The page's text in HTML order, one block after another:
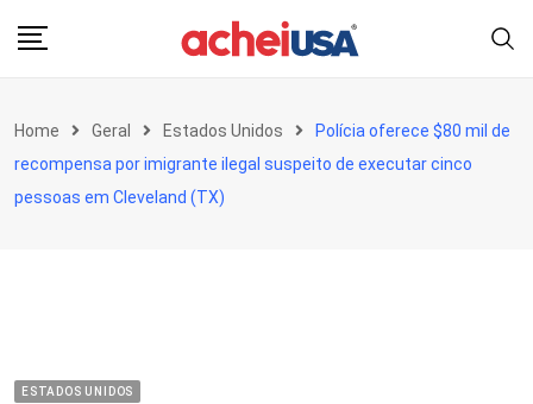
Home Geral Estados Unidos
Polícia oferece $80 mil de
recompensa por imigrante ilegal suspeito de executar cinco
pessoas em Cleveland (TX)
ESTADOS UNIDOS